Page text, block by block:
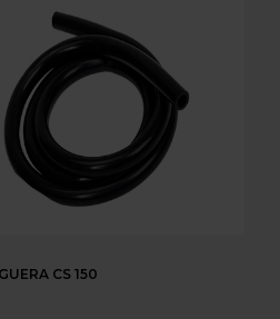
CS 150